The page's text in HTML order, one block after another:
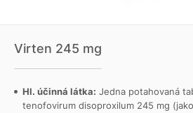
Virten 245 mg
Hl. účinná látka: Jedna potahovaná
tenofovirum disoproxilum 245 mg